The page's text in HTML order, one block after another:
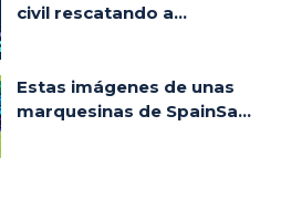
civil rescatando a...
Estas imágenes de unas
marquesinas de SpainSa...